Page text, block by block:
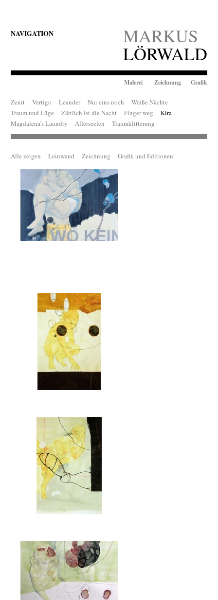
MARKUS
LÖRWALD
NAVIGATION
Malerei Zeichnung Grafik
Zenit Vertigo Leander Nur eins noch
Weiße Nächte
Traum und Lüge
Zärtlich ist die Nacht Finger weg
Kira
Magdalena’s Laundry
Allerseelen Traumklitterung
Alle zeigen Leinwand Zeichnung Grafik und Editionen